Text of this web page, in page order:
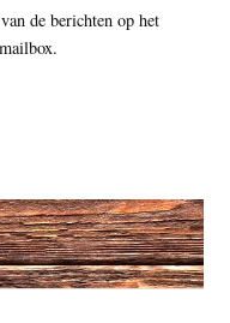
de berichten op het